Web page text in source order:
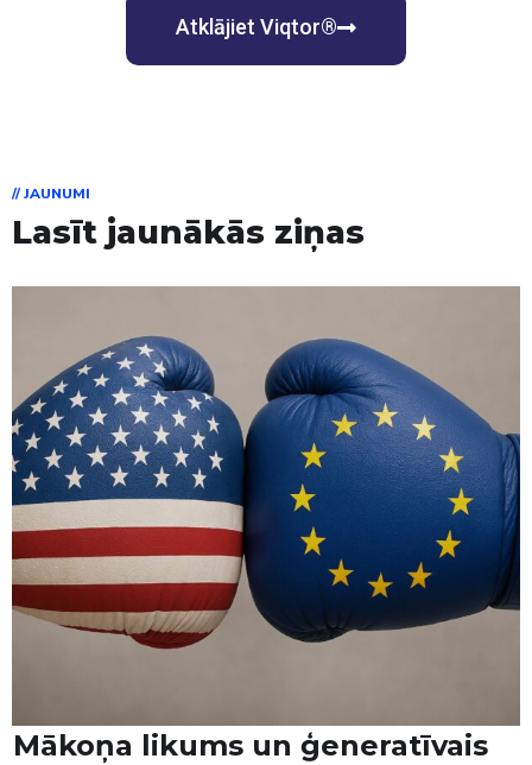
Atklājiet Viqtor®
// JAUNUMI
Lasīt jaunākās ziņas
Mākoņa likums un ģeneratīvais